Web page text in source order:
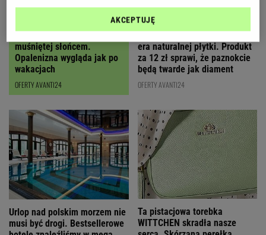
Ten olejek daje efekt skóry
muśniętej słońcem.
Opalenizna wygląda jak po
wakacjach
OFERTY AVANTI24
Koniec z hybrydami, nadchodzi
era naturalnej płytki. Produkt
za 12 zł sprawi, że paznokcie
będą twarde jak diament
OFERTY AVANTI24
Urlop nad polskim morzem nie
musi być drogi. Bestsellerowe
Ta pistacjowa torebka
WITTCHEN skradła nasze
AKCEPTUJĘ